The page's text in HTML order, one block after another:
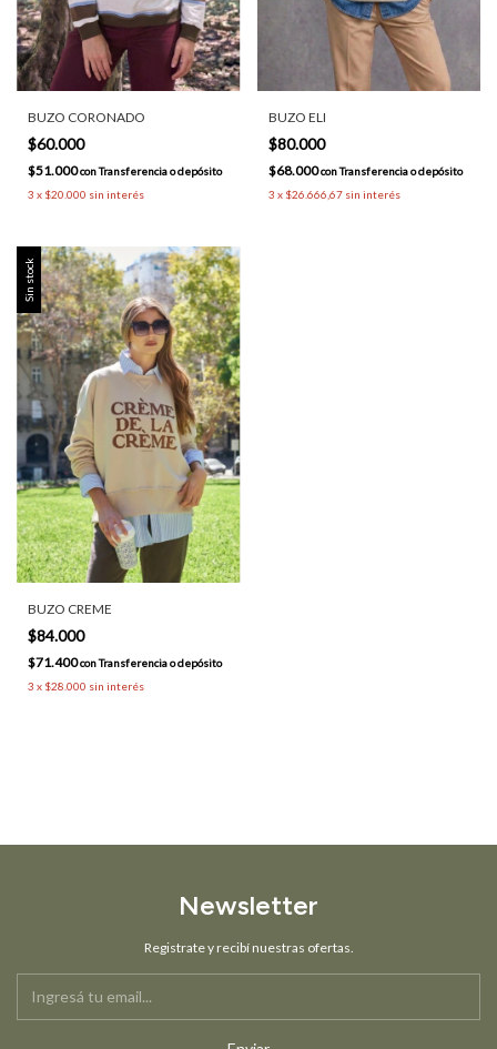
BUZO CORONADO
$60.000
$51.000conTransferencia o depósito
3 x $20.000 sin interés
BUZO ELI
$80.000
$68.000conTransferencia o depósito
3 x $26.666,67 sin interés
Sin stock
BUZO CREME
$84.000
$71.400conTransferencia o depósito
3 x $28.000 sin interés
Newsletter
Registrate y recibí nuestras ofertas.